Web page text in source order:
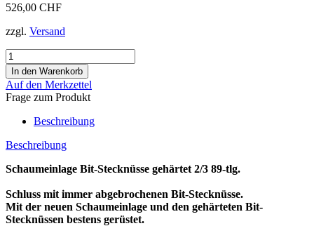
526,00 CHF
zzgl. Versand
Auf den Merkzettel
Frage zum Produkt
Beschreibung
Beschreibung
Schaumeinlage Bit-Stecknüsse gehärtet 2/3 89-tlg.
Schluss mit immer abgebrochenen Bit-Stecknüsse.
Mit der neuen Schaumeinlage und den gehärteten Bit-
Stecknüssen bestens gerüstet.